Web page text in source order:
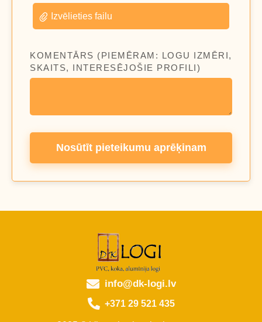
Izvēlieties failu
KOMENTĀRS (PIEMĒRAM: LOGU IZMĒRI,
SKAITS, INTERESĒJOŠIE PROFILI)
Nosūtīt pieteikumu aprēķinam
info@dk-logi.lv
+371 29 521 435